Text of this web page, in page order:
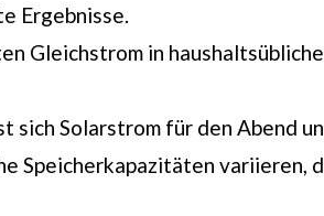
Ergebnisse.
Gleichstrom in
sich Solarstrom für den Abend
Speicherkapazitäten